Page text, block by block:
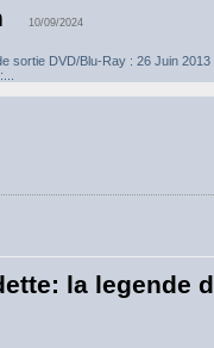
10/09/2024
sortie DVD/Blu-Ray : 26 Juin
la legende